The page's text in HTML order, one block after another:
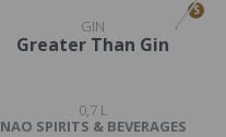
S
GIN
Greater Than Gin
0,7 L
NAO SPIRITS & BEVERAGES